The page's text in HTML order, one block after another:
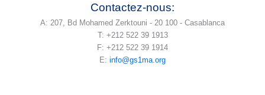
Contactez-nous:
A: 207, Bd Mohamed Zerktouni - 20 100 - Casablanca
T: +212 522 39 1913
F: +212 522 39 1914
E: info@gs1ma.org